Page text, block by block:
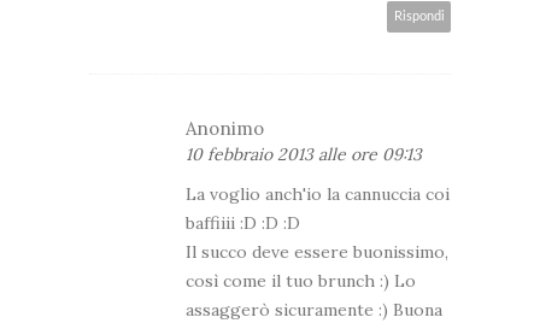
Rispondi
Anonimo
10 febbraio 2013 alle ore 09:13
La voglio anch'io la cannuccia coi
baffiiii :D :D :D
Il succo deve essere buonissimo,
così come il tuo brunch :) Lo
assaggerò sicuramente :) Buona